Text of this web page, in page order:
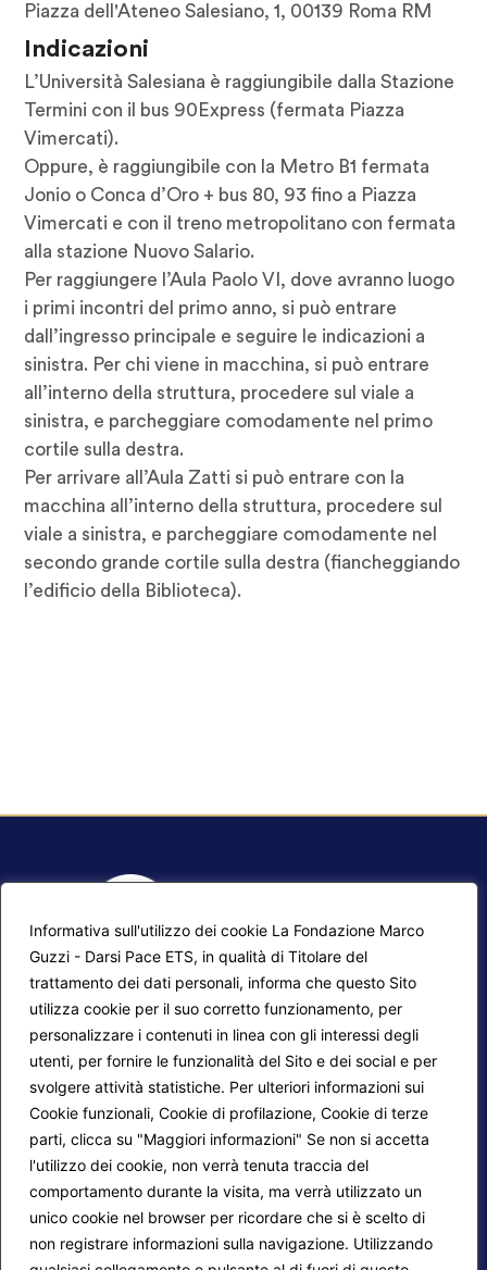
Informativa sull'utilizzo dei cookie La Fondazione Marco
Guzzi - Darsi Pace ETS, in qualità di Titolare del
trattamento dei dati personali, informa che questo Sito
utilizza cookie per il suo corretto funzionamento, per
personalizzare i contenuti in linea con gli interessi degli
utenti, per fornire le funzionalità del Sito e dei social e per
svolgere attività statistiche. Per ulteriori informazioni sui
Cookie funzionali, Cookie di profilazione, Cookie di terze
parti, clicca su "Maggiori informazioni" Se non si accetta
l'utilizzo dei cookie, non verrà tenuta traccia del
comportamento durante la visita, ma verrà utilizzato un
unico cookie nel browser per ricordare che si è scelto di
non registrare informazioni sulla navigazione. Utilizzando
Piazza dell'Ateneo Salesiano, 1, 00139 Roma RM
Indicazioni
L’Università Salesiana è raggiungibile dalla Stazione
Termini con il bus 90Express (fermata Piazza
Vimercati).
Oppure, è raggiungibile con la Metro B1 fermata
Jonio o Conca d’Oro + bus 80, 93 fino a Piazza
Vimercati e con il treno metropolitano con fermata
alla stazione Nuovo Salario.
Per raggiungere l’Aula Paolo VI, dove avranno luogo
i primi incontri del primo anno, si può entrare
dall’ingresso principale e seguire le indicazioni a
sinistra. Per chi viene in macchina, si può entrare
all’interno della struttura, procedere sul viale a
sinistra, e parcheggiare comodamente nel primo
cortile sulla destra.
Per arrivare all’Aula Zatti si può entrare con la
macchina all’interno della struttura, procedere sul
viale a sinistra, e parcheggiare comodamente nel
secondo grande cortile sulla destra (fiancheggiando
l’edificio della Biblioteca).
Mappa del sito
Progetti Darsi Pace
Login redattori
Calendario corsi
Privacy Policy
Cookie Policy
Seguici su: